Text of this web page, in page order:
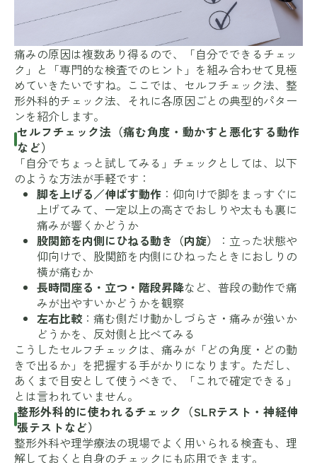
痛みの原因は複数あり得るので、「自分でできるチェッ
ク」と「専門的な検査でのヒント」を組み合わせて見極
めていきたいですね。ここでは、セルフチェック法、整
形外科的チェック法、それに各原因ごとの典型的パター
ンを紹介します。
セルフチェック法（痛む角度・動かすと悪化する動作
など）
「自分でちょっと試してみる」チェックとしては、以下
のような方法が手軽です：
脚を上げる／伸ばす動作 ：仰向けで脚をまっすぐに
上げてみて、一定以上の高さでおしりや太もも裏に
痛みが響くかどうか
股関節を内側にひねる動き（内旋）
：立った状態や
仰向けで、股関節を内側にひねったときにおしりの
横が痛むか
長時間座る・立つ・階段昇降など、普段の動作で痛
みが出やすいかどうかを観察
左右比較 ：痛む側だけ動かしづらさ・痛みが強いか
どうかを、反対側と比べてみる
こうしたセルフチェックは、痛みが「どの角度・どの動
きで出るか」を把握する手がかりになります。ただし、
あくまで目安として使うべきで、「これで確定できる」
とは言われていません。
整形外科的に使われるチェック（SLRテスト・神経伸
張テストなど）
整形外科や理学療法の現場でよく用いられる検査も、理
解しておくと自身のチェックにも応用できます。